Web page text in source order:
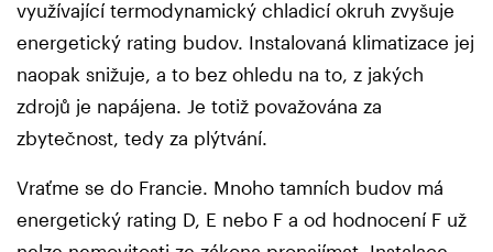
využívající termodynamický chladicí okruh zvyšuje
energetický rating budov. Instalovaná klimatizace jej
naopak snižuje, a to bez ohledu na to, z jakých
zdrojů je napájena. Je totiž považována za
zbytečnost, tedy za plýtvání.
Vraťme se do Francie. Mnoho tamních budov má
energetický rating D, E nebo F a od hodnocení F už